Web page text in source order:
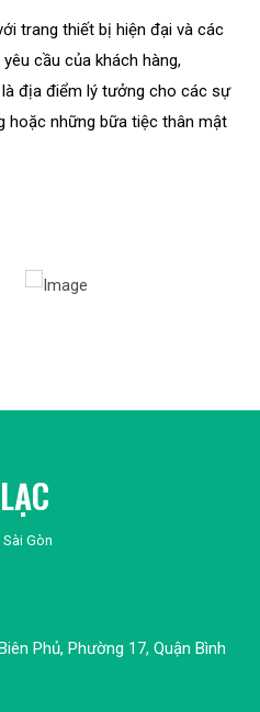
trang thiết bị hiện đại và các
cầu của khách hàng,
địa điểm lý tưởng cho các sự
hoặc những bữa tiệc thân mật
Gòn
Phủ, Phường 17, Quận Bình